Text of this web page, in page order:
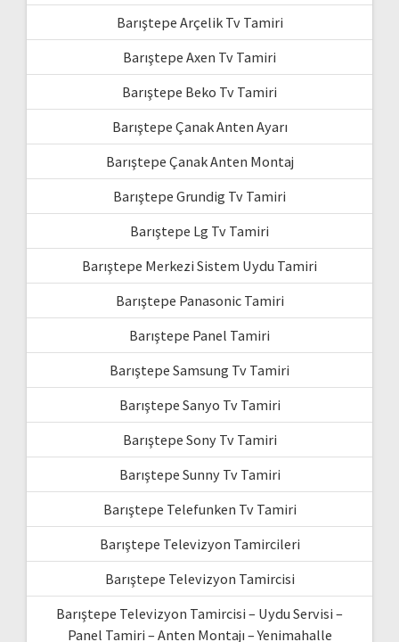
Barıştepe Arçelik Tv Tamiri
Barıştepe Axen Tv Tamiri
Barıştepe Beko Tv Tamiri
Barıştepe Çanak Anten Ayarı
Barıştepe Çanak Anten Montaj
Barıştepe Grundig Tv Tamiri
Barıştepe Lg Tv Tamiri
Barıştepe Merkezi Sistem Uydu Tamiri
Barıştepe Panasonic Tamiri
Barıştepe Panel Tamiri
Barıştepe Samsung Tv Tamiri
Barıştepe Sanyo Tv Tamiri
Barıştepe Sony Tv Tamiri
Barıştepe Sunny Tv Tamiri
Barıştepe Telefunken Tv Tamiri
Barıştepe Televizyon Tamircileri
Barıştepe Televizyon Tamircisi
Barıştepe Televizyon Tamircisi – Uydu Servisi –
Panel Tamiri – Anten Montajı – Yenimahalle